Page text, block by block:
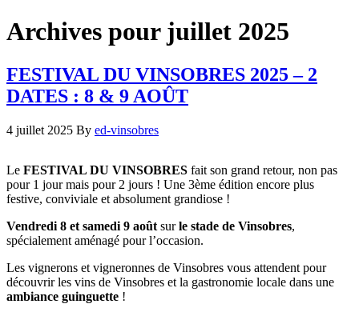
Archives pour juillet 2025
FESTIVAL DU VINSOBRES 2025 – 2
DATES : 8 & 9 AOÛT
4 juillet 2025 By ed-vinsobres
Le FESTIVAL DU VINSOBRES fait son grand retour, non pas
pour 1 jour mais pour 2 jours ! Une 3ème édition encore plus
festive, conviviale et absolument grandiose !
Vendredi 8 et samedi 9 août surle stade de Vinsobres,
spécialement aménagé pour l’occasion.
Les vignerons et vigneronnes de Vinsobres vous attendent pour
découvrir les vins de Vinsobres et la gastronomie locale dans une
ambiance guinguette !